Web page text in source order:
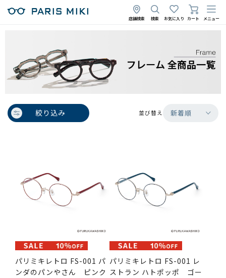
店舗検索 検索 お気に入り カート メニュー
絞り込み 並び替え 新着順
パリミキレトロ FS-001 パ
ンダのパンやさん ピンク
パリミキレトロ FS-001 レ
ストラン ハトポッポ ゴー